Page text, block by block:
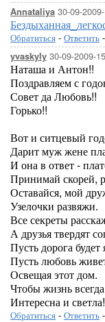
Annataliya 30-09-
Обратиться - Ответить -
yvaskyly 30-09-2009-
Наташа и Антон!!
Поздравляем с
Совет да Любовь!!
Горько!!
Вот и ситцевый
Дарит муж жене
И она в ответ -
Принимай скорей,
Оставайся, мой
Узелочки развяжи.
Все секреты
А друзья твердят
Пусть дорога будет
Пусть любовь
Освещая этот дом.
Чтобы жизнь
Интересна и светла!
Обратиться - Ответить -